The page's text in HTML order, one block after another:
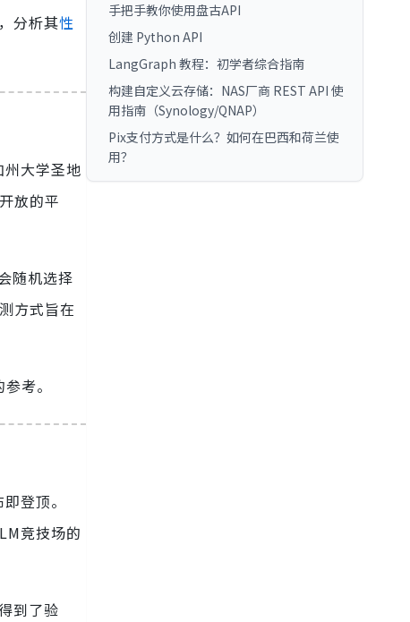
分析其性
大学圣地
放的平
随机选择
方式旨在
考。
登顶。
竞技场的
到了验
手把手教你使用盘古API
创建 Python API
LangGraph 教程：初学者综合指南
构建自定义云存储：NAS厂商 REST API 使
用指南（Synology/QNAP）
Pix支付方式是什么？如何在巴西和荷兰使
用？